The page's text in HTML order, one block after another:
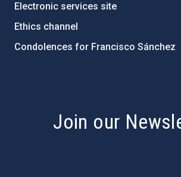
Electronic services site
Ethics channel
Condolences for Francisco Sánchez
Join our